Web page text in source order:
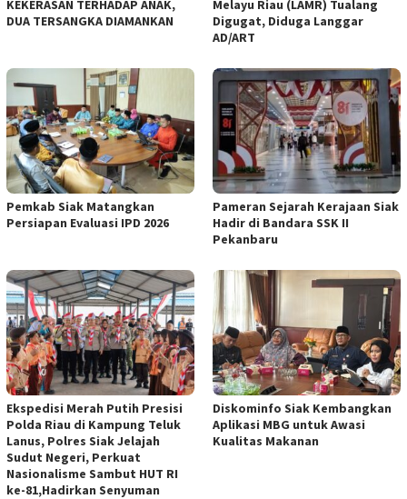
KEKERASAN TERHADAP ANAK,
DUA TERSANGKA DIAMANKAN
Melayu Riau (LAMR) Tualang
Digugat, Diduga Langgar
AD/ART
Pemkab Siak Matangkan
Persiapan Evaluasi IPD 2026
Pameran Sejarah Kerajaan Siak
Hadir di Bandara SSK II
Pekanbaru
Ekspedisi Merah Putih Presisi
Polda Riau di Kampung Teluk
Lanus, Polres Siak Jelajah
Sudut Negeri, Perkuat
Nasionalisme Sambut HUT RI
ke-81,Hadirkan Senyuman
Diskominfo Siak Kembangkan
Aplikasi MBG untuk Awasi
Kualitas Makanan